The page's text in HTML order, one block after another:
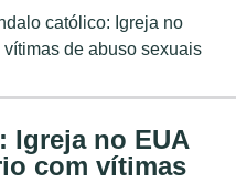
católico: Igreja no
de abuso sexuais
Igreja no EUA
com vítimas